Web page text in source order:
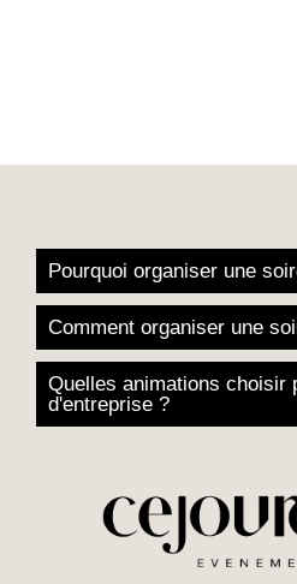
Pourquoi organiser une
Comment organiser une
Quelles animations choisir
d'entreprise ?